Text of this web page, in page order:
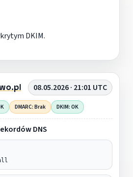
DKIM.
08.05.2026 · 21:01 UTC
DMARC: Brak DKIM: OK
DNS